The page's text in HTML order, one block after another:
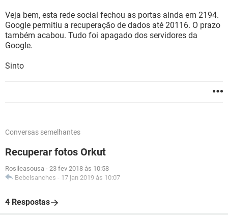
Veja bem, esta rede social fechou as portas ainda em 2194.
Google permitiu a recuperação de dados até 20116. O prazo
também acabou. Tudo foi apagado dos servidores da
Google.
Sinto
Conversas semelhantes
Recuperar fotos Orkut
Rosileasousa - 23 fev 2018 às 10:58
Bebelsanches - 17 jan 2019 às 10:07
4 Respostas